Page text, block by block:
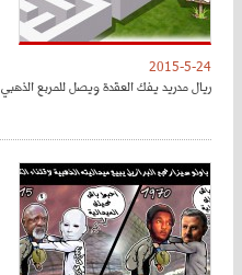
2015-5-24
ريال مدريد يفك العقدة ويصل للمربع الذهبي